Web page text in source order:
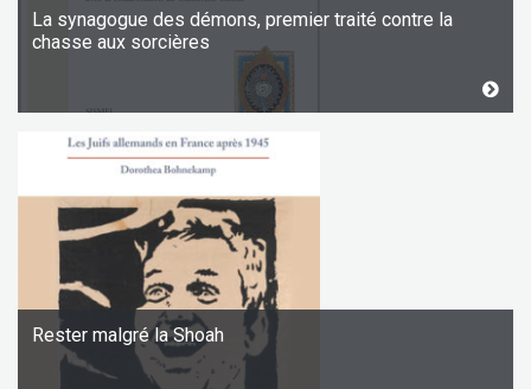
La synagogue des démons, premier traité contre la
chasse aux sorcières
Rester malgré la Shoah